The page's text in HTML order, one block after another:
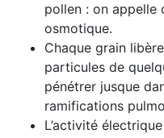
pollen : on appelle
osmotique.
Chaque grain
particules de
pénétrer jusque
ramifications
L’activité